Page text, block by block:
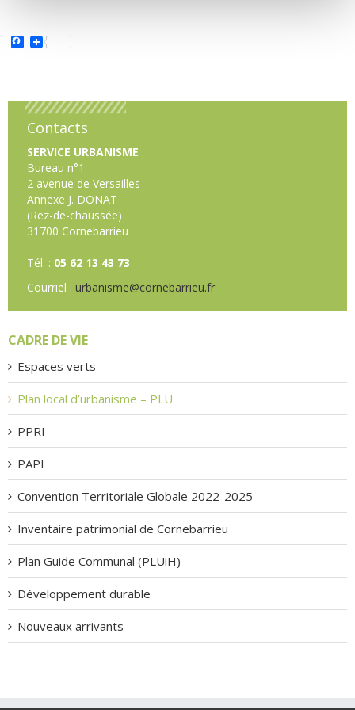
Facebook
Contacts
SERVICE URBANISME
Bureau n°1
2 avenue de Versailles
Annexe J. DONAT
(Rez-de-chaussée)
31700 Cornebarrieu
Tél. : 05 62 13 43 73
Courriel : urbanisme@cornebarrieu.fr
CADRE DE VIE
Espaces verts
Plan local d’urbanisme – PLU
PPRI
PAPI
Convention Territoriale Globale 2022-2025
Inventaire patrimonial de Cornebarrieu
Plan Guide Communal (PLUiH)
Développement durable
Nouveaux arrivants